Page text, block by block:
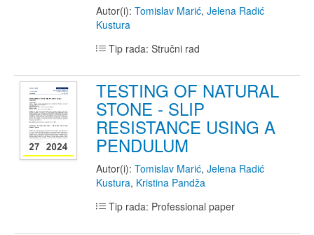
Autor(i): Tomislav Marić, Jelena Radić
Kustura
Tip rada: Stručni rad
TESTING OF NATURAL
STONE - SLIP
RESISTANCE USING A
PENDULUM
Autor(i): Tomislav Marić, Jelena Radić
Kustura, Kristina Pandža
Tip rada: Professional paper